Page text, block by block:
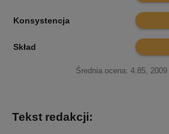
Konsystencja 9.9
Skład 10
Średnia ocena: 4.85, 2009
Tekst redakcji: